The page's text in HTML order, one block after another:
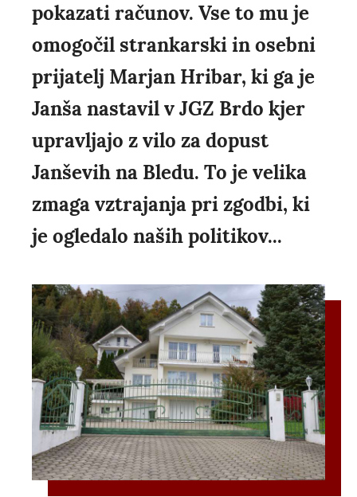
pokazati računov. Vse to mu je
omogočil strankarski in osebni
prijatelj Marjan Hribar, ki ga je
Janša nastavil v JGZ Brdo kjer
upravljajo z vilo za dopust
Janševih na Bledu. To je velika
zmaga vztrajanja pri zgodbi, ki
je ogledalo naših politikov...